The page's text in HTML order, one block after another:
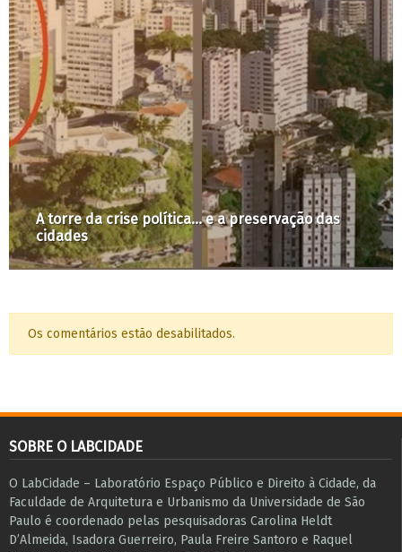
Ocupar os espaços públicos. Dialogar a
convivência
Os comentários estão desabilitados.
SOBRE O LABCIDADE
O LabCidade – Laboratório Espaço Público e Direito à Cidade, da
Faculdade de Arquitetura e Urbanismo da Universidade de São
Paulo é coordenado pelas pesquisadoras Carolina Heldt
D’Almeida, Isadora Guerreiro, Paula Freire Santoro e Raquel